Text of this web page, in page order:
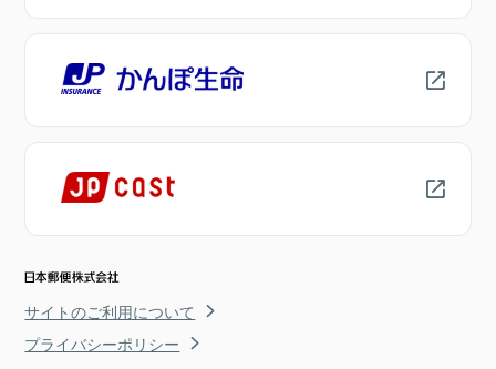
サイトのご利用について
プライバシーポリシー